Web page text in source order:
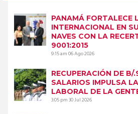
PANAMÁ FORTALECE
INTERNACIONAL EN
NAVES CON LA
9001:2015
9:15 am06 Ago 2026
RECUPERACIÓN DE B/
SALARIOS IMPULSA
LABORAL DE LA
3:05 pm30 Jul 2026